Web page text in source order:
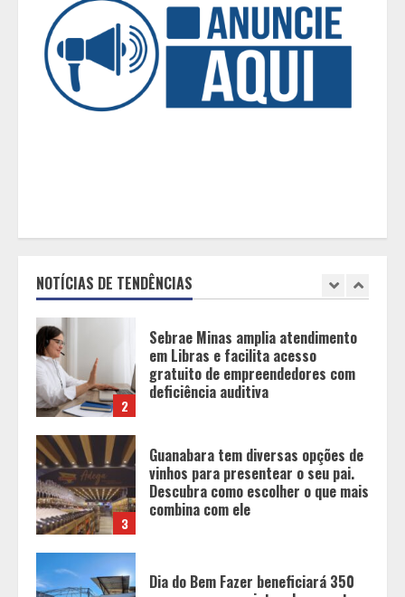
NOTÍCIAS DE TENDÊNCIAS
5
campanha de enfrentamento à
violência contra a mulher
O sonho de viver das redes sociais
2
em Libras e facilita acesso
deficiência auditiva
3
Guanabara tem diversas opções de
vinhos para presentear o seu pai.
Descubra como escolher o que mais
combina com ele
4
Dia do Bem Fazer beneficiará 350
pessoas com projetos de esporte e
inclusão em Ijaci (MG)
Setor de Segurança Privada lança